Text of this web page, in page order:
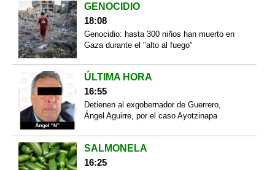
GENOCIDIO
18:08
Genocidio: hasta 300 niños han muerto en
Gaza durante el "alto al fuego"
ÚLTIMA HORA
16:55
Detienen al exgobernador de Guerrero,
Ángel Aguirre, por el caso Ayotzinapa
SALMONELA
16:25